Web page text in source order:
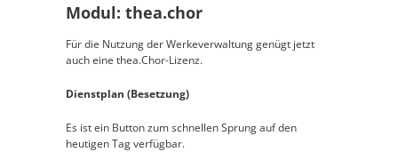
Modul: thea.chor
Für die Nutzung der Werkeverwaltung genügt jetzt
auch eine thea.Chor-Lizenz.
Dienstplan (Besetzung)
Es ist ein Button zum schnellen Sprung auf den
heutigen Tag verfügbar.